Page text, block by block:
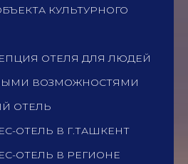
КУЛЬТУРНОГО
ОТЕЛЯ ДЛЯ ЛЮДЕЙ
ВОЗМОЖНОСТЯМИ
ОТЕЛЬ
ОТЕЛЬ В Г.ТАШКЕНТ
ОТЕЛЬ В РЕГИОНЕ